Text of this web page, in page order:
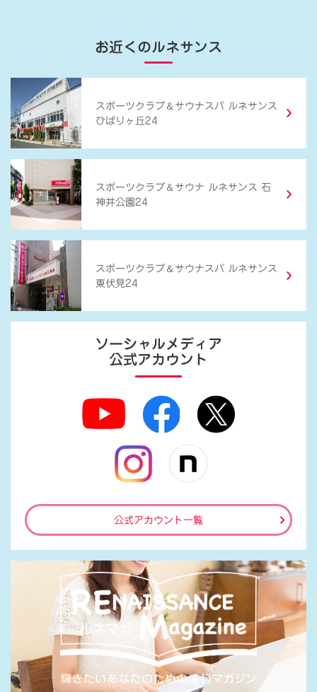
お近くのルネサンス
スポーツクラブ ＆ サウナスパ ルネサンス
ひばりヶ丘24
スポーツクラブ ＆ サウナ ルネサンス 石
神井公園24
スポーツクラブ ＆ サウナスパ ルネサンス
東伏見24
ソーシャルメディア
公式アカウント
公式アカウント一覧